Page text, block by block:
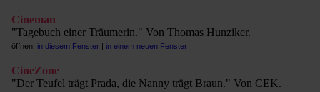
Cineman
"Tagebuch einer Träumerin." Von Thomas Hunziker.
öffnen: in diesem Fenster | in einem neuen Fenster
CineZone
"Der Teufel trägt Prada, die Nanny trägt Braun." Von CEK.